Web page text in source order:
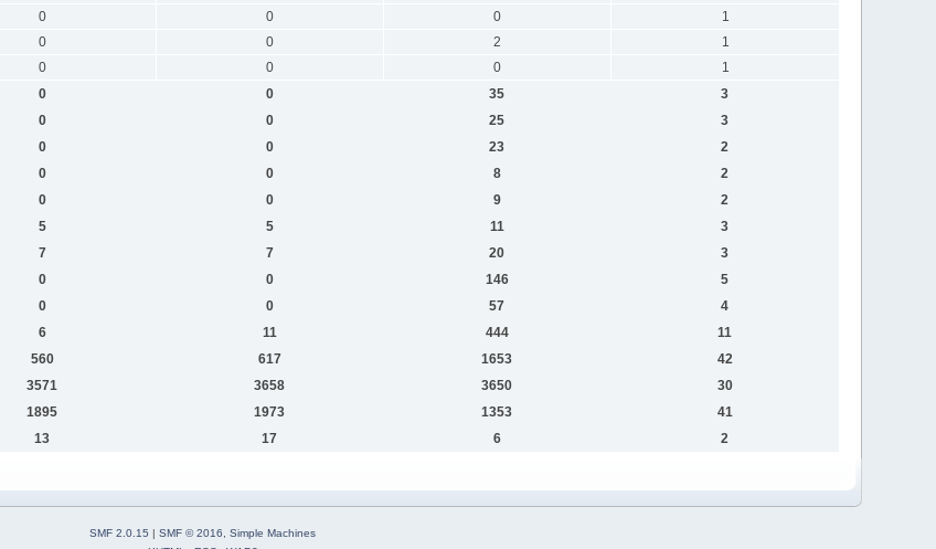
0 0 0
1
0 0 2
1
0 0 0
1
0 0 35
3
0 0 25
3
0 0 23
2
0 0 8
2
0 0 9
2
5 5 11
3
7 7 20
3
0 0 146
5
0 0 57
4
6 11 444
11
560 617 1653
42
3571 3658 3650
30
1895 1973 1353
41
13 17 6 2
SMF 2.0.15 | SMF © 2016
Simple Machines